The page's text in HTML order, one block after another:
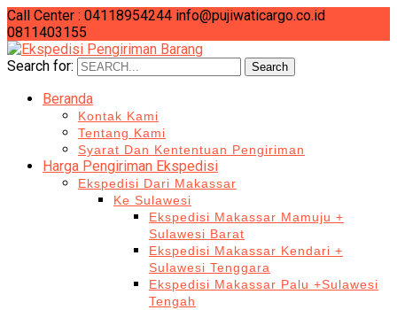
Call Center : 04118954244 info@pujiwaticargo.co.id
0811403155
Search for:
Search
Beranda
Kontak Kami
Tentang Kami
Syarat Dan Kententuan Pengiriman
Harga Pengiriman Ekspedisi
Ekspedisi Dari Makassar
Ke Sulawesi
Ekspedisi Makassar Mamuju +
Sulawesi Barat
Ekspedisi Makassar Kendari +
Sulawesi Tenggara
Ekspedisi Makassar Palu +Sulawesi
Tengah